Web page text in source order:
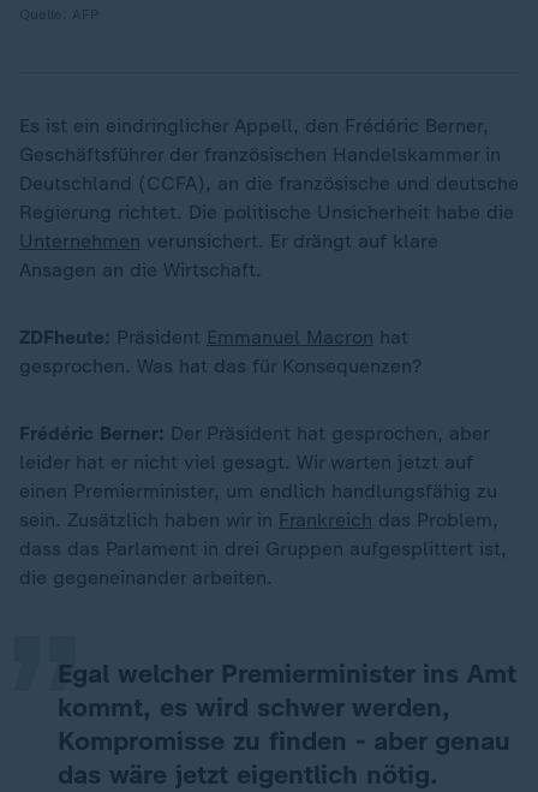
Es ist ein eindringlicher Appell, den Frédéric Berner,
Geschäftsführer der französischen Handelskammer in
Deutschland (CCFA), an die französische und deutsche
Regierung richtet. Die politische Unsicherheit habe die
Unternehmen verunsichert. Er drängt auf klare
Ansagen an die Wirtschaft.
ZDFheute: Präsident Emmanuel Macron hat
gesprochen. Was hat das für Konsequenzen?
Frédéric Berner: Der Präsident hat gesprochen, aber
leider hat er nicht viel gesagt. Wir warten jetzt auf
einen Premierminister, um endlich handlungsfähig zu
sein. Zusätzlich haben wir in Frankreich das Problem,
dass das Parlament in drei Gruppen aufgesplittert ist,
die gegeneinander arbeiten.
Egal welcher Premierminister ins Amt
kommt, es wird schwer werden,
Kompromisse zu finden - aber genau
das wäre jetzt eigentlich nötig.
„